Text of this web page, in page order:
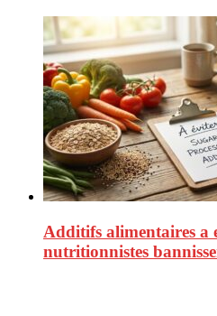
Additifs alimentaires a
nutritionnistes